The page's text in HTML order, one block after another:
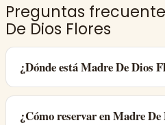
Preguntas
De Dios Flores
¿Dónde está Madre De Dios
¿Cómo reservar en Madre